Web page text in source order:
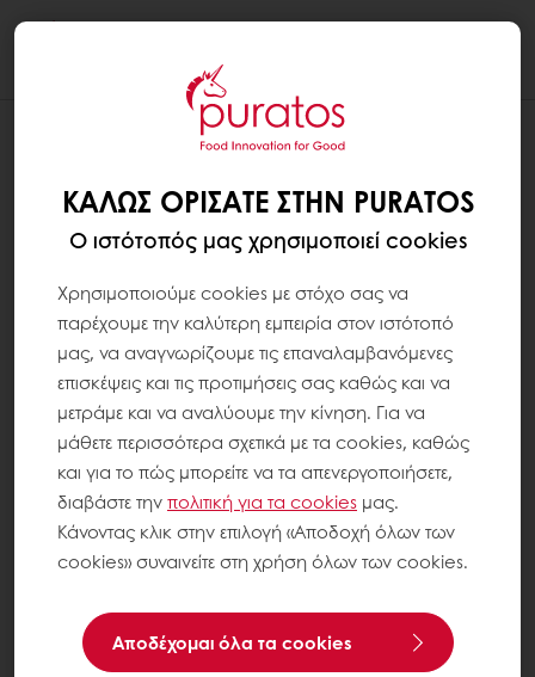
ΚΑΛΏΣ ΟΡΊΣΑΤΕ ΣΤΗΝ PURATOS
Ο ιστότοπός μας χρησιμοποιεί cookies
Χρησιμοποιούμε cookies με στόχο σας να
παρέχουμε την καλύτερη εμπειρία στον ιστότοπό
μας, να αναγνωρίζουμε τις επαναλαμβανόμενες
επισκέψεις και τις προτιμήσεις σας καθώς και να
μετράμε και να αναλύουμε την κίνηση. Για να
μάθετε περισσότερα σχετικά με τα cookies, καθώς
και για το πώς μπορείτε να τα απενεργοποιήσετε,
διαβάστε τηνπολιτική για τα cookies μας.
Κάνοντας κλικ στην επιλογή «Αποδοχή όλων των
cookies» συναινείτε στη χρήση όλων των cookies.
Αποδέχομαι όλα τα cookies